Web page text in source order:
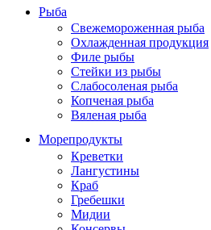
Рыба
Свежемороженная рыба
Охлажденная продукция
Филе рыбы
Стейки из рыбы
Слабосоленая рыба
Копченая рыба
Вяленая рыба
Морепродукты
Креветки
Лангустины
Краб
Гребешки
Мидии